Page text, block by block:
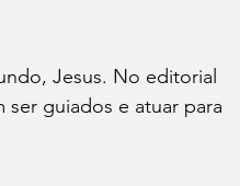
Jesus. No editorial
guiados e atuar para